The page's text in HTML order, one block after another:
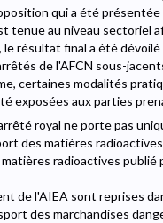
qui a été
tenue au niveau sectoriel
résultat final a été
de l'AFCN sous-
certaines modalités
exposées aux parties
royal ne porte pas
des matières
radioactives publié
de l'AIEA sont reprises
des marchandises